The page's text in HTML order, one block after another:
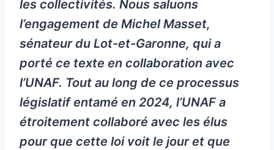
les collectivités. Nous saluons
l’engagement de Michel Masset,
sénateur du Lot-et-Garonne, qui a
porté ce texte en collaboration avec
l’UNAF. Tout au long de ce processus
législatif entamé en 2024, l’UNAF a
étroitement collaboré avec les élus
pour que cette loi voit le jour et que